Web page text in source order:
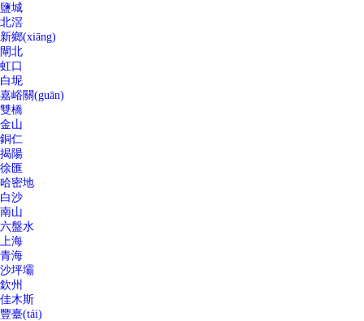
鹽城
北滘
新鄉(xiāng)
閘北
虹口
白坭
嘉峪關(guān)
雙橋
金山
銅仁
揭陽
徐匯
哈密地
白沙
南山
六盤水
上海
青海
沙坪壩
欽州
佳木斯
豐臺(tái)